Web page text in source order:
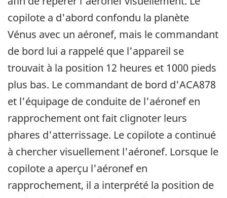
copilote a d'abord confondu la planète
Vénus avec un aéronef, mais le commandant
de bord lui a rappelé que l'appareil se
trouvait à la position 12 heures et 1000 pieds
plus bas. Le commandant de bord d'ACA878
et l'équipage de conduite de l'aéronef en
rapprochement ont fait clignoter leurs
phares d'atterrissage. Le copilote a continué
à chercher visuellement l'aéronef. Lorsque le
copilote a aperçu l'aéronef en
rapprochement, il a interprété la position de